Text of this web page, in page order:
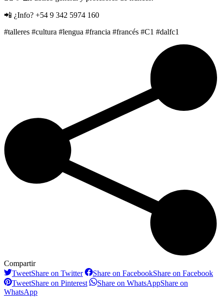
📲 ¿Info? +54 9 342 5974 160
#talleres #cultura #lengua #francia #francés #C1 #dalfc1
Compartir
TweetShare on Twitter Share on FacebookShare on Facebook
TweetShare on Pinterest Share on WhatsAppShare on
WhatsApp